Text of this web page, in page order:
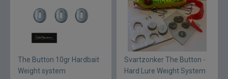
The Button 10gr Hardbait
Weight system
Svartzonker The Button -
Hard Lure Weight System